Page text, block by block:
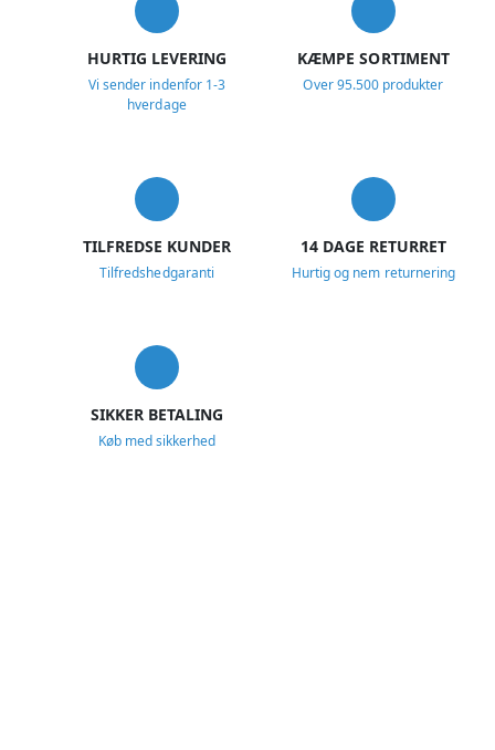
HURTIG LEVERING
Vi sender indenfor 1-3
hverdage
KÆMPE SORTIMENT
Over 95.500 produkter
TILFREDSE KUNDER
Tilfredshedgaranti
14 DAGE RETURRET
Hurtig og nem returnering
SIKKER BETALING
Køb med sikkerhed